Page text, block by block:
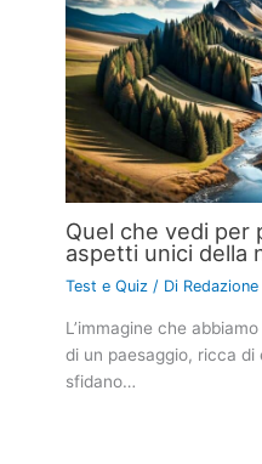
Quel che vedi per
aspetti unici della
Test e Quiz / Di Redazione
L’immagine che
di un paesaggio, ricca di
sfidano…